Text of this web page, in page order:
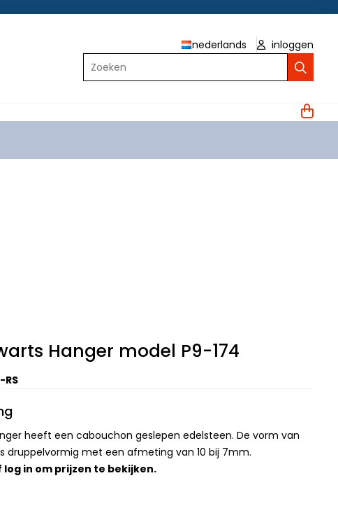
nederlands
inloggen
Zoeken
Hanger model P9-174
RS
heeft een cabouchon geslepen edelsteen. De vorm van
druppelvormig met een afmeting van 10 bij 7mm.
log in om prijzen te bekijken.